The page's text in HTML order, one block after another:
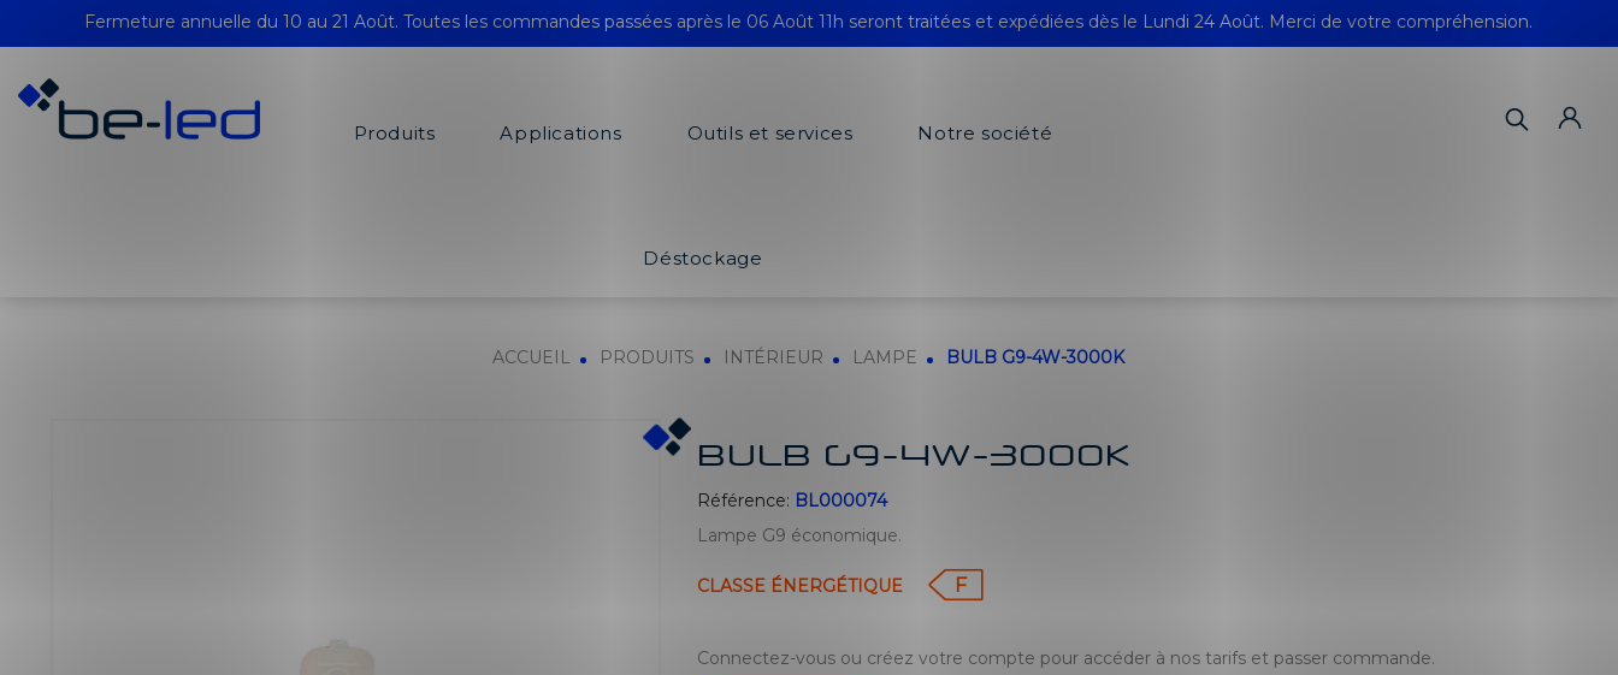
Fermeture annuelle du 10 au 21 Août. Toutes les commandes passées après le 06 Août 11h seront traitées et expédiées dès le Lundi 24 Août. Merci de votre compréhension.
Produits Applications Outils et services Notre société
Déstockage
ACCUEIL PRODUITS INTÉRIEUR LAMPE BULB G9-4W-3000K
BULB G9-4W-3000K
Référence: BL000074
Lampe G9 économique.
CLASSE ÉNERGÉTIQUE F
Connectez-vous ou créez votre compte pour accéder à nos tarifs et passer commande.